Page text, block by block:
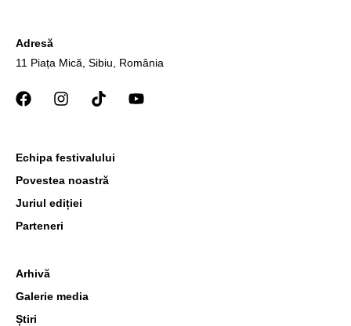
Adresă
11 Piața Mică, Sibiu, România
Arhivă
Galerie media
Știri
Echipa festivalului
Povestea noastră
Juriul ediției
Parteneri